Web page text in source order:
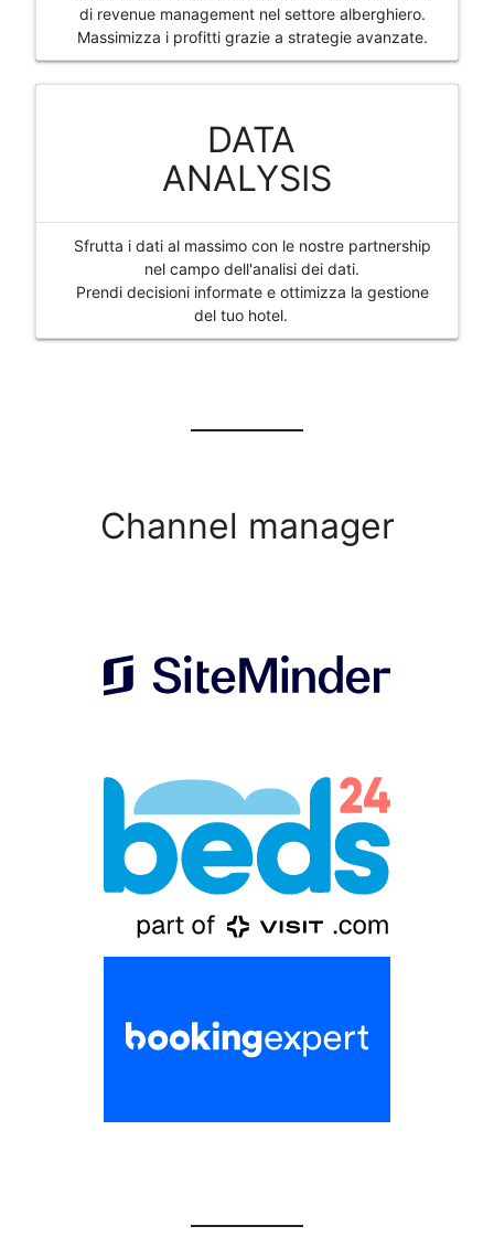
di revenue management nel settore alberghiero.
Massimizza i profitti grazie a strategie avanzate.
DATA
ANALYSIS
Sfrutta i dati al massimo con le nostre partnership
nel campo dell'analisi dei dati.
Prendi decisioni informate e ottimizza la gestione
del tuo hotel.
Channel manager